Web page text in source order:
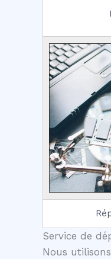
Service de
Nous